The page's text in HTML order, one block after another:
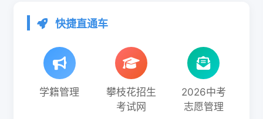
快捷直通车
学籍管理
攀枝花招生
考试网
2026中考
志愿管理